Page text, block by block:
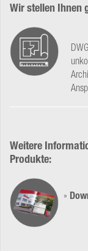
Wir stellen Ihnen
Weitere
Produkte: